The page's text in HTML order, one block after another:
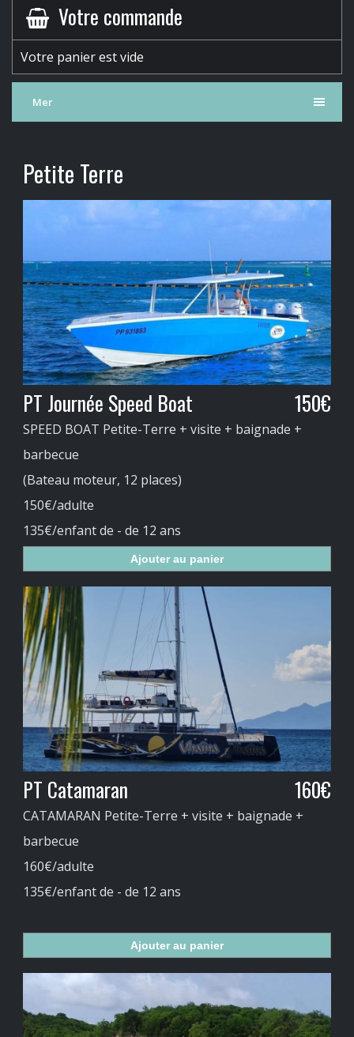
Votre commande
Votre panier est vide
Mer
Petite Terre
150€
PT Journée Speed Boat
SPEED BOAT Petite-Terre + visite + baignade +
barbecue
(Bateau moteur, 12 places)
150€/adulte
135€/enfant de - de 12 ans
Ajouter au panier
160€
PT Catamaran
CATAMARAN Petite-Terre + visite + baignade +
barbecue
160€/adulte
135€/enfant de - de 12 ans
Ajouter au panier